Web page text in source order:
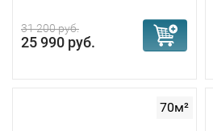
31 200 руб.
25 990 руб.
70м²